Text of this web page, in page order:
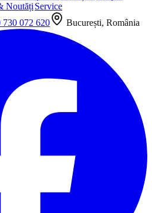
Noutăți Service
730 072 620 București, România